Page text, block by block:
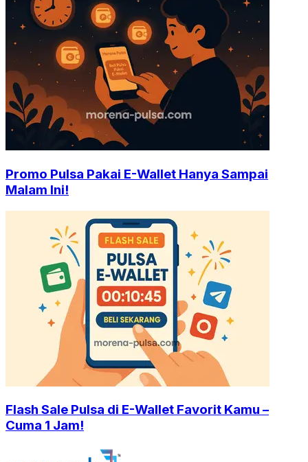
Promo Pulsa Pakai E-Wallet Hanya Sampai
Malam Ini!
Flash Sale Pulsa di E-Wallet Favorit Kamu –
Cuma 1 Jam!